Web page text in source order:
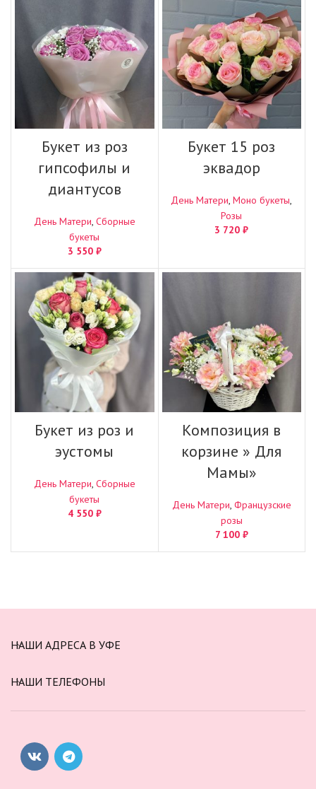
Букет из роз
гипсофилы и
диантусов
День Матери, Сборные
букеты
3 550 ₽
Букет 15 роз
эквадор
День Матери,Моно букеты,
Розы
3 720₽
Букет из роз и
эустомы
День Матери Сборные
букеты
4 550 ₽
Композиция в
корзине » Для
Мамы»
День Матери Французские
розы
7 100 ₽
НАШИ АДРЕСА В УФЕ
НАШИ ТЕЛЕФОНЫ